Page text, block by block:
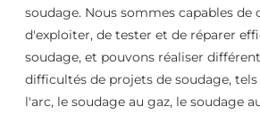
soudage. Nous sommes capables de
d'exploiter, de tester et de réparer
soudage, et pouvons réaliser
difficultés de projets de soudage, tels
l'arc, le soudage au gaz, le soudage